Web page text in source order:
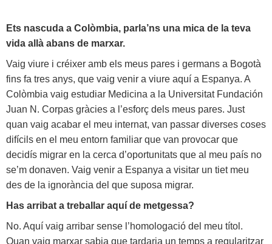
Ets nascuda a Colòmbia, parla’ns una mica de la teva
vida allà abans de marxar.
Vaig viure i créixer amb els meus pares i germans a Bogotà
fins fa tres anys, que vaig venir a viure aquí a Espanya. A
Colòmbia vaig estudiar Medicina a la Universitat Fundación
Juan N. Corpas gràcies a l’esforç dels meus pares. Just
quan vaig acabar el meu internat, van passar diverses coses
difícils en el meu entorn familiar que van provocar que
decidís migrar en la cerca d’oportunitats que al meu país no
se’m donaven. Vaig venir a Espanya a visitar un tiet meu
des de la ignorància del que suposa migrar.
Has arribat a treballar aquí de metgessa?
No. Aquí vaig arribar sense l’homologació del meu títol.
Quan vaig marxar sabia que tardaria un temps a regularitzar